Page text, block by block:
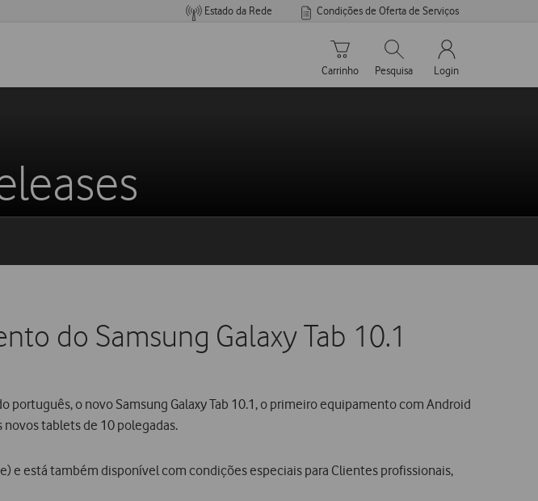
Estado da Rede Condições de Oferta de Serviços
Carrinho de compras
Carrinho
Pesquisar
Pesquisa
My Vodafone
Login
do Samsung Galaxy Tab 10.1
português, o novo Samsung Galaxy Tab 10.1, o primeiro equipamento com Android
tablets de 10 polegadas.
e está também disponível com condições especiais para Clientes profissionais,